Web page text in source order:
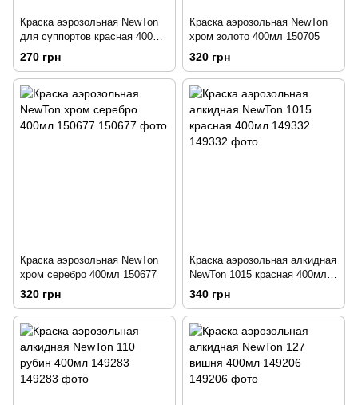
Краска аэрозольная NewTon
для суппортов красная 400мл
196937
270 грн
Краска аэрозольная NewTon
хром золото 400мл 150705
320 грн
Краска аэрозольная NewTon
хром серебро 400мл 150677
320 грн
Краска аэрозольная алкидная
NewTon 1015 красная 400мл
149332
340 грн